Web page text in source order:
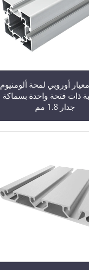
6060 معيار أوروبي لمحة ألومنيوم
ذات فتحة واحدة بسماكة
جدار 1.8 مم